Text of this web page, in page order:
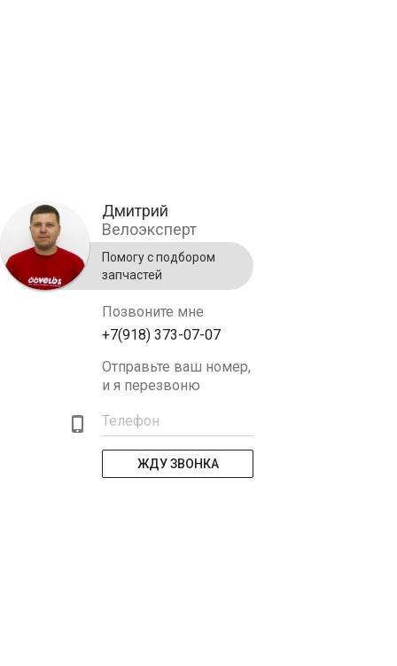
Дмитрий
Велоэксперт
Помогу с подбором
запчастей
Позвоните мне
+7(918) 373-07-07
Отправьте ваш номер,
и я перезвоню
Телефон
ЖДУ ЗВОНКА